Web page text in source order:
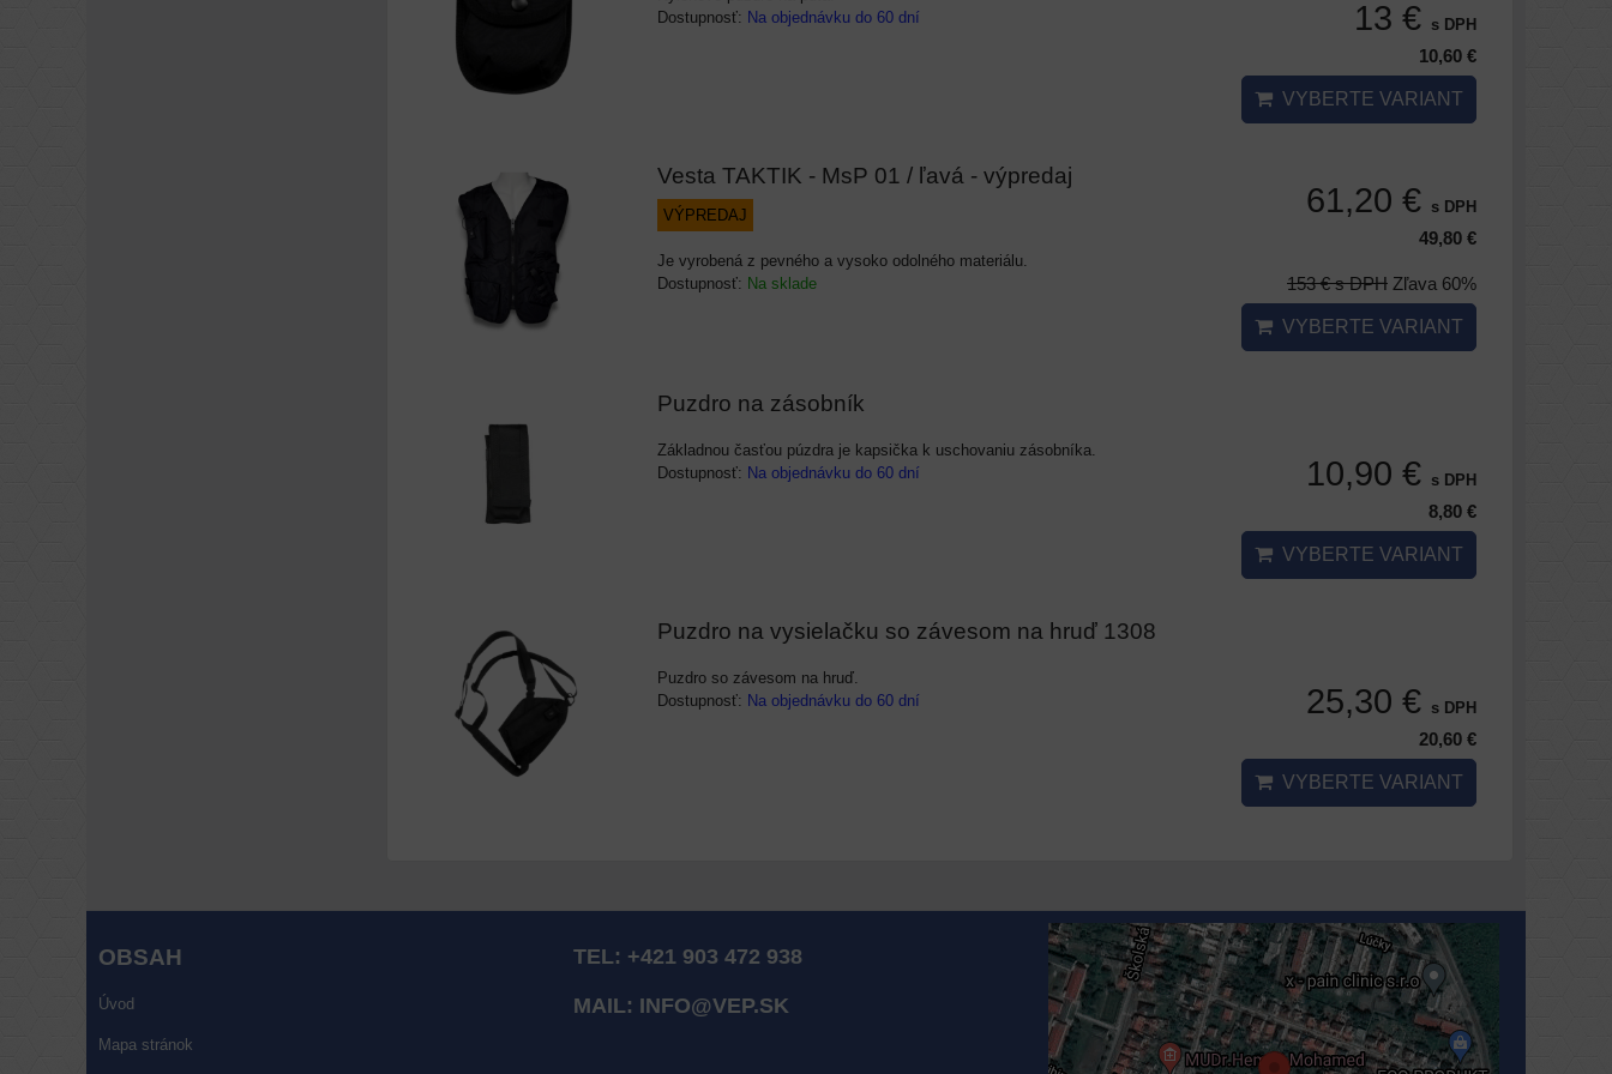
Dostupnosť: Na objednávku do 60 dní 13 € s DPH
10,60 €
VYBERTE VARIANT
Vesta TAKTIK - MsP 01 / ľavá - výpredaj
VÝPREDAJ
Je vyrobená z pevného a vysoko odolného materiálu.
Dostupnosť: Na sklade
61,20 € s DPH
49,80 €
153 €s DPH Zľava 60%
VYBERTE VARIANT
Puzdro na zásobník
Základnou časťou púzdra je kapsička k uschovaniu zásobníka.
Dostupnosť: Na objednávku do 60 dní 10,90 € s DPH
8,80 €
VYBERTE VARIANT
Puzdro na vysielačku so závesom na hruď 1308
Puzdro so závesom na hruď.
Dostupnosť: Na objednávku do 60 dní 25,30 € s DPH
20,60 €
VYBERTE VARIANT
OBSAH
Úvod
Mapa stránok
TEL: +421 903 472 938
MAIL: INFO@VEP.SK
Externý obsah je blokovaný Voľbami
súkromia